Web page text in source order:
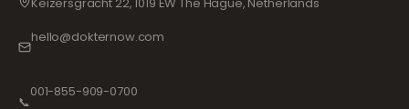
hello@dokternow.com
📞
001-855-909-0700